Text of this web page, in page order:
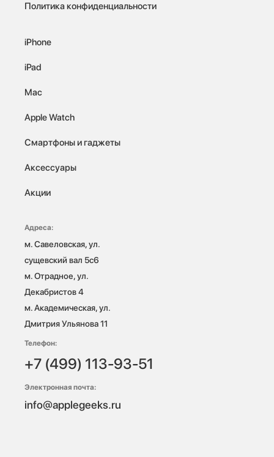
Политика конфиденциальности
iPhone
iPad
Mac
Apple Watch
Смартфоны и гаджеты
Аксессуары
Акции
Адреса:
м. Савеловская, ул.
сущевский вал 5с6
м. Отрадное, ул.
Декабристов 4
м. Академическая, ул.
Дмитрия Ульянова 11
Телефон:
+7 (499) 113-93-51
Электронная почта:
info@applegeeks.ru